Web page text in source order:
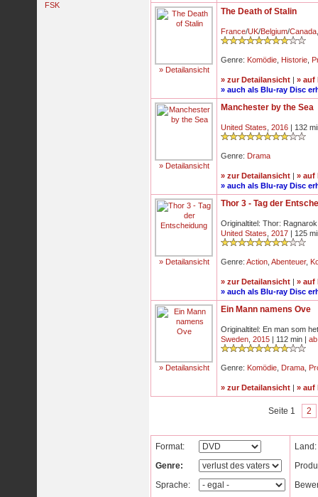
FSK
» Detailansicht
The Death of Stalin
France/UK/Belgium/Canada
Genre: Komödie Historie
» zur Detailansicht | » auf
» auch als Blu-ray Disc
» Detailansicht
Manchester by the Sea
United States 2016 | 132
Genre: Drama
» zur Detailansicht | » auf
» auch als Blu-ray Disc
» Detailansicht
Thor 3 - Tag der
Originaltitel: Thor: Ragnarok
United States 2017 | 125
Genre: Action Abenteuer,
» zur Detailansicht | » auf
» auch als Blu-ray Disc
» Detailansicht
Ein Mann namens Ove
Originaltitel: En man som
Sweden 2015 | 112 min |
Genre: Komödie Drama
» zur Detailansicht | » auf
Seite 1 2
Format:
Genre:
Sprache:
Land: